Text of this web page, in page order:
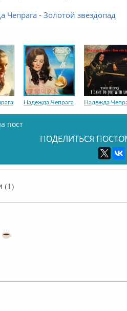
Чепрага - Золотой звездопад
Надежда Чепрага Надежда
пост
ПОДЕЛИТЬСЯ
(1)